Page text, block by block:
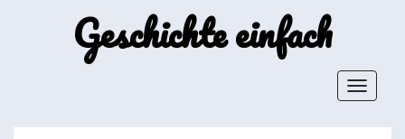
Geschichte einfach
Toggle